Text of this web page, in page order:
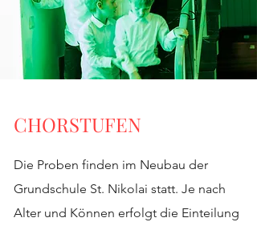
CHORSTUFEN
Die Proben finden im Neubau der
Grundschule St. Nikolai statt. Je nach
Alter und Können erfolgt die Einteilung